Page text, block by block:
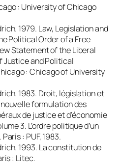
: University of Chicago
1979. Law, Legislation and
Political Order of a Free
Statement of the Liberal
Justice and Political
: Chicago of University
1983. Droit, législation et
formulation des
de justice et d’économie
3. L’ordre politique d’un
Paris : PUF, 1983.
1993. La constitution de
: Litec.